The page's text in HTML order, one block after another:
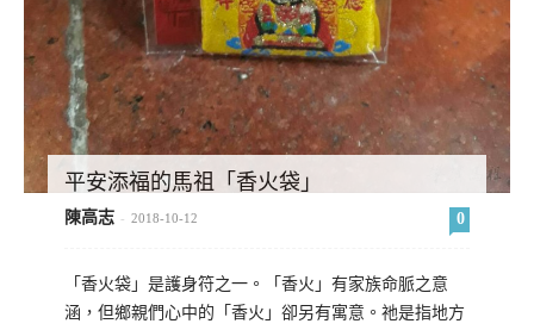
平安添福的馬祖「香火袋」
陳高志 - 2018-10-12 0
「香火袋」是護身符之一。「香火」有家族命脈之意
涵，但鄉親們心中的「香火」卻另有寓意。祂是指地方